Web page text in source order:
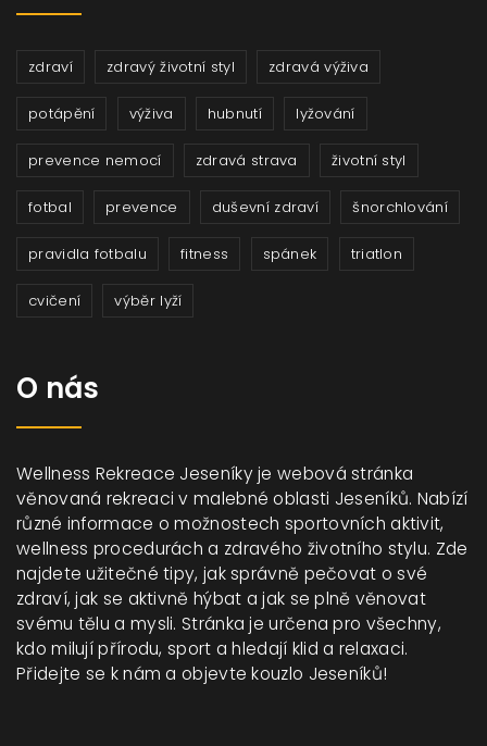
zdraví zdravý životní styl zdravá výživa
potápění výživa hubnutí lyžování
prevence nemocí zdravá strava životní styl
fotbal prevence duševní zdraví šnorchlování
pravidla fotbalu fitness spánek triatlon
cvičení výběr lyží
O nás
Wellness Rekreace Jeseníky je webová stránka
věnovaná rekreaci v malebné oblasti Jeseníků. Nabízí
různé informace o možnostech sportovních aktivit,
wellness procedurách a zdravého životního stylu. Zde
najdete užitečné tipy, jak správně pečovat o své
zdraví, jak se aktivně hýbat a jak se plně věnovat
svému tělu a mysli. Stránka je určena pro všechny,
kdo milují přírodu, sport a hledají klid a relaxaci.
Přidejte se k nám a objevte kouzlo Jeseníků!